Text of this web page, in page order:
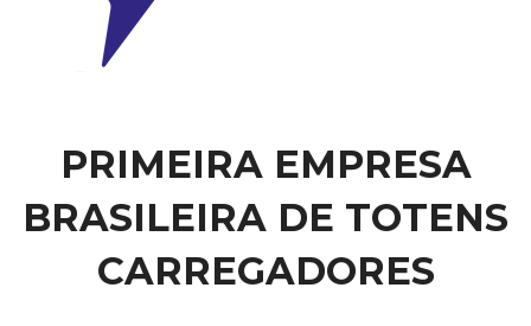
PRIMEIRA EMPRESA
BRASILEIRA DE TOTENS
CARREGADORES